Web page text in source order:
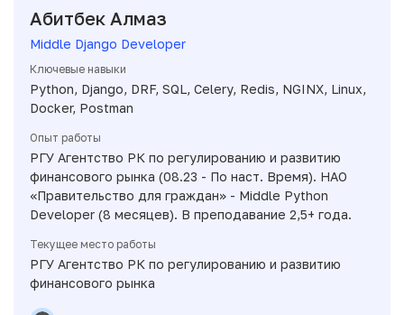
Абитбек Алмаз
Middle Django Developer
Ключевые навыки
Python, Django, DRF, SQL, Celery, Redis, NGINX, Linux,
Docker, Postman
Опыт работы
РГУ Агентство РК по регулированию и развитию
финансового рынка (08.23 - По наст. Время). НАО
«Правительство для граждан» - Middle Python
Developer (8 месяцев). В преподавание 2,5+ года.
Текущее место работы
РГУ Агентство РК по регулированию и развитию
финансового рынка